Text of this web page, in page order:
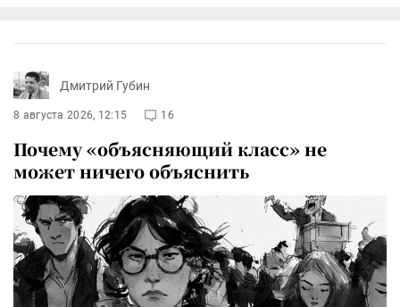
Дмитрий Губин
8 августа 2026, 12:15 16
Почему «объясняющий класс» не
может ничего объяснить